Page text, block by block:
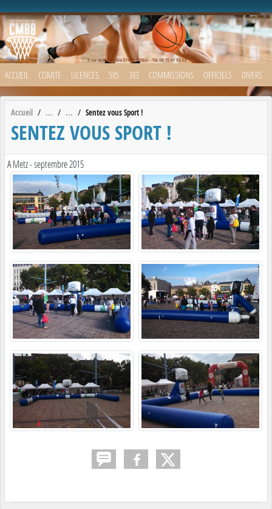
ACCUEIL COMITE LICENCES 5X5 3X3 COMMISSIONS OFFICIELS DIVERS
Accueil Sentez vous Sport !
SENTEZ VOUS SPORT !
A Metz - septembre 2015